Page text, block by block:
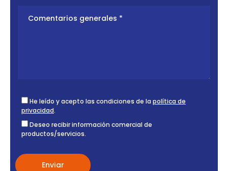
He leído y acepto las condiciones de la política de
privacidad.
Deseo recibir información comercial de
productos/servicios.